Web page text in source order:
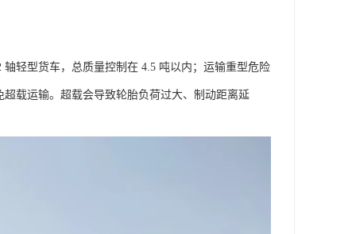
轻型货车，总质量控制在 4.5 吨以内；运输重型危险
载运输。超载会导致轮胎负荷过大、制动距离延